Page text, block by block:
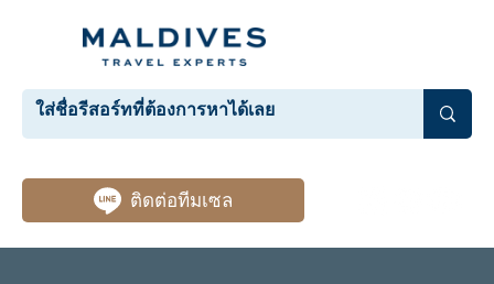
ติดต่อทีมเซล